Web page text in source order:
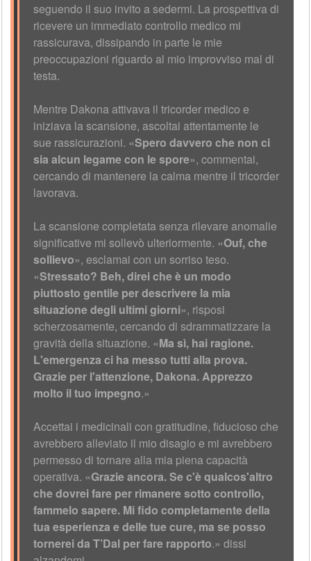
seguendo il suo invito a sedermi. La prospettiva di
ricevere un immediato controllo medico mi
rassicurava, dissipando in parte le mie
preoccupazioni riguardo al mio improvviso mal di
testa.
Mentre Dakona attivava il tricorder medico e
iniziava la scansione, ascoltai attentamente le
sue rassicurazioni. «Spero davvero che non ci
sia alcun legame con le spore», commentai,
cercando di mantenere la calma mentre il tricorder
lavorava.
La scansione completata senza rilevare anomalie
significative mi sollevò ulteriormente. «Ouf, che
sollievo», esclamai con un sorriso teso.
«Stressato? Beh, direi che è un modo
piuttosto gentile per descrivere la mia
situazione degli ultimi giorni», risposi
scherzosamente, cercando di sdrammatizzare la
gravità della situazione. «Ma sì, hai ragione.
L'emergenza ci ha messo tutti alla prova.
Grazie per l'attenzione, Dakona. Apprezzo
molto il tuo impegno.»
Accettai i medicinali con gratitudine, fiducioso che
avrebbero alleviato il mio disagio e mi avrebbero
permesso di tornare alla mia piena capacità
operativa. «Grazie ancora. Se c'è qualcos'altro
che dovrei fare per rimanere sotto controllo,
fammelo sapere. Mi fido completamente della
tua esperienza e delle tue cure, ma se posso
tornerei da T’Dal per fare rapporto.» dissi